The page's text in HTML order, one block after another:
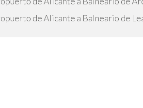
de Alicante a Balneario de